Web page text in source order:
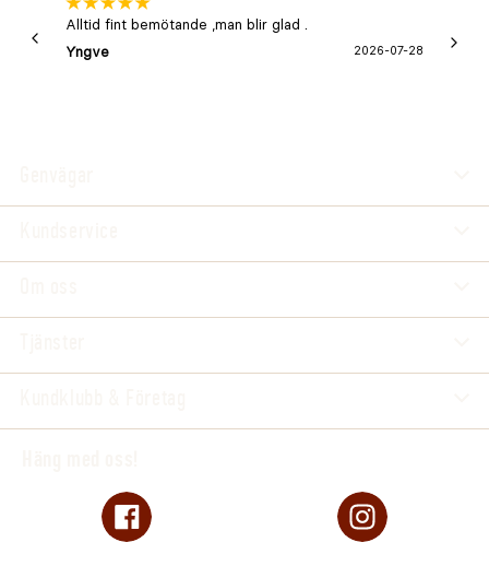
Alltid fint bemötande ,man blir glad .
Yngve
2026-07-28